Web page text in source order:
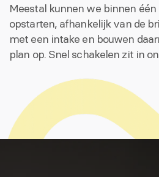
Meestal kunnen we binnen
opstarten, afhankelijk van de
met een intake en bouwen
plan op. Snel schakelen zit in